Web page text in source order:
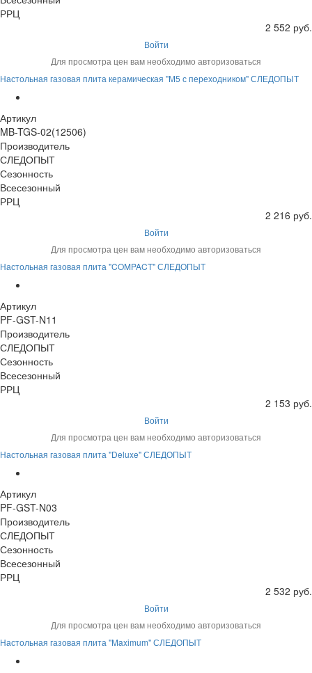
РРЦ
2 552 руб.
Войти
Для просмотра цен вам необходимо авторизоваться
Настольная газовая плита керамическая "М5 с переходником" СЛЕДОПЫТ
Артикул
MB-TGS-02(12506)
Производитель
СЛЕДОПЫТ
Сезонность
Всесезонный
РРЦ
2 216 руб.
Войти
Для просмотра цен вам необходимо авторизоваться
Настольная газовая плита "COMPACT" СЛЕДОПЫТ
Артикул
PF-GST-N11
Производитель
СЛЕДОПЫТ
Сезонность
Всесезонный
РРЦ
2 153 руб.
Войти
Для просмотра цен вам необходимо авторизоваться
Настольная газовая плита "Deluxe" СЛЕДОПЫТ
Артикул
PF-GST-N03
Производитель
СЛЕДОПЫТ
Сезонность
Всесезонный
РРЦ
2 532 руб.
Войти
Для просмотра цен вам необходимо авторизоваться
Настольная газовая плита "Maximum" СЛЕДОПЫТ